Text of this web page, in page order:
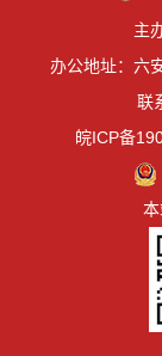
主
办公地址：六
联
皖ICP备